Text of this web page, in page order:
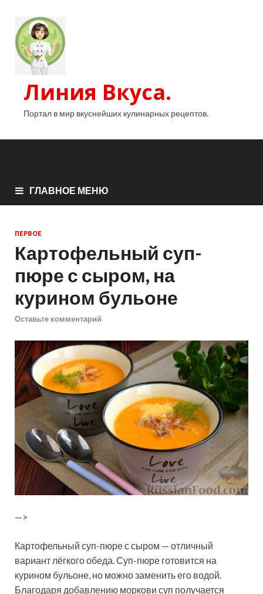
Линия Вкуса.
Портал в мир вкуснейших кулинарных рецептов.
ГЛАВНОЕ МЕНЮ
ПЕРВОЕ
Картофельный суп-
пюре с сыром, на
курином бульоне
Оставьте комментарий
—>
Картофельный суп-пюре с сыром — отличный
вариант лёгкого обеда. Суп-пюре готовится на
курином бульоне, но можно заменить его водой.
Благодаря добавлению моркови суп получается